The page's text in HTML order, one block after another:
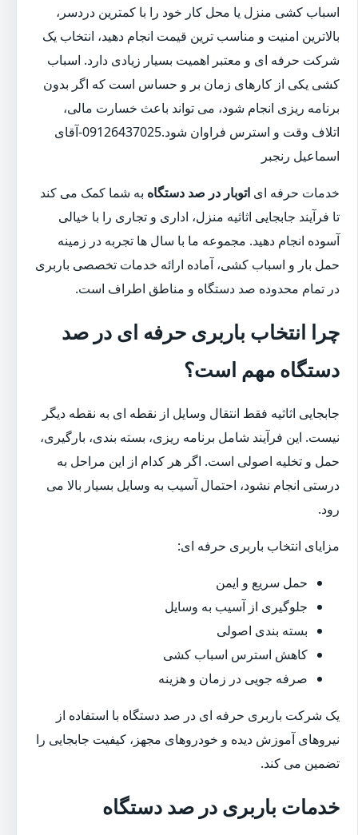
اسباب کشی منزل یا محل کار خود را با کمترین دردسر،
بالاترین امنیت و مناسب ترین قیمت انجام دهید، انتخاب یک
شرکت حرفه ای و معتبر اهمیت بسیار زیادی دارد. اسباب
کشی یکی از کارهای زمان بر و حساس است که اگر بدون
برنامه ریزی انجام شود، می تواند باعث خسارت مالی،
اتلاف وقت و استرس فراوان شود.09126437025-آقای
اسماعیل رنجبر
خدمات حرفه ای اتوبار در صد دستگاه به شما کمک می کند
تا فرآیند جابجایی اثاثیه منزل، اداری و تجاری را با خیالی
آسوده انجام دهید. مجموعه ما با سال ها تجربه در زمینه
حمل بار و اسباب کشی، آماده ارائه خدمات تخصصی باربری
در تمام محدوده صد دستگاه و مناطق اطراف است.
چرا انتخاب باربری حرفه ای در صد
دستگاه مهم است؟
جابجایی اثاثیه فقط انتقال وسایل از نقطه ای به نقطه دیگر
نیست. این فرآیند شامل برنامه ریزی، بسته بندی، بارگیری،
حمل و تخلیه اصولی است. اگر هر کدام از این مراحل به
درستی انجام نشود، احتمال آسیب به وسایل بسیار بالا می
رود.
مزایای انتخاب باربری حرفه ای:
حمل سریع و ایمن
جلوگیری از آسیب به وسایل
بسته بندی اصولی
کاهش استرس اسباب کشی
صرفه جویی در زمان و هزینه
یک شرکت باربری حرفه ای در صد دستگاه با استفاده از
نیروهای آموزش دیده و خودروهای مجهز، کیفیت جابجایی را
تضمین می کند.
خدمات باربری در صد دستگاه